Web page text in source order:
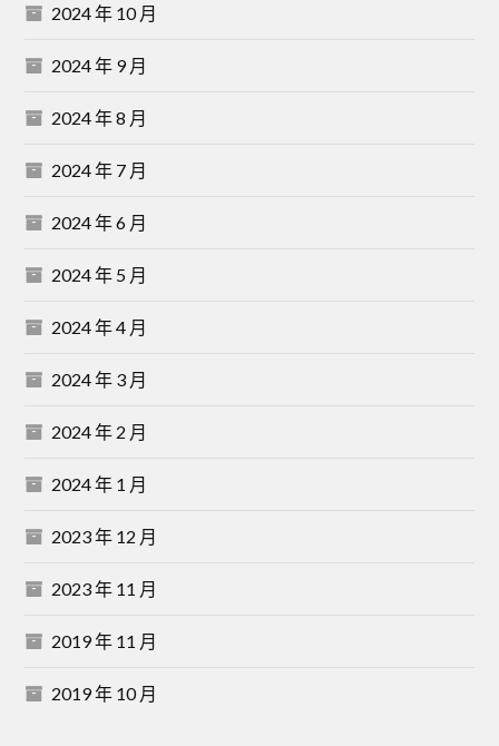
2024 年 10 月
2024 年 9 月
2024 年 8 月
2024 年 7 月
2024 年 6 月
2024 年 5 月
2024 年 4 月
2024 年 3 月
2024 年 2 月
2024 年 1 月
2023 年 12 月
2023 年 11 月
2019 年 11 月
2019 年 10 月